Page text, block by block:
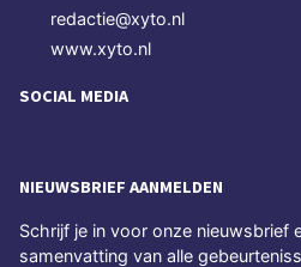
redactie@xyto.nl
www.xyto.nl
SOCIAL MEDIA
NIEUWSBRIEF AANMELDEN
Schrijf je in voor onze nieuwsbrief
samenvatting van alle